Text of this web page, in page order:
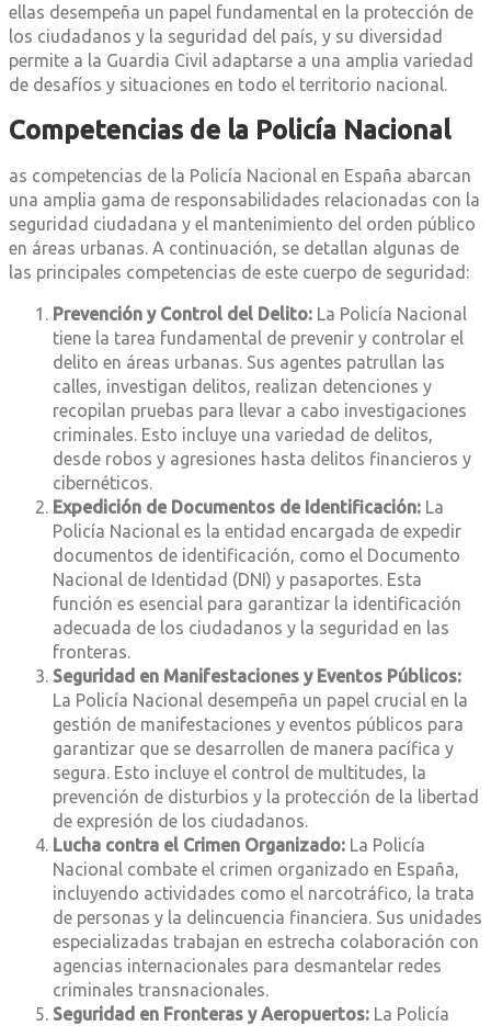
ellas desempeña un papel fundamental en la protección de
los ciudadanos y la seguridad del país, y su diversidad
permite a la Guardia Civil adaptarse a una amplia variedad
de desafíos y situaciones en todo el territorio nacional.
Competencias de la Policía Nacional
as competencias de la Policía Nacional en España abarcan
una amplia gama de responsabilidades relacionadas con la
seguridad ciudadana y el mantenimiento del orden público
en áreas urbanas. A continuación, se detallan algunas de
las principales competencias de este cuerpo de seguridad:
Prevención y Control del Delito: La Policía Nacional
tiene la tarea fundamental de prevenir y controlar el
delito en áreas urbanas. Sus agentes patrullan las
calles, investigan delitos, realizan detenciones y
recopilan pruebas para llevar a cabo investigaciones
criminales. Esto incluye una variedad de delitos,
desde robos y agresiones hasta delitos financieros y
cibernéticos.
Expedición de Documentos de Identificación: La
Policía Nacional es la entidad encargada de expedir
documentos de identificación, como el Documento
Nacional de Identidad (DNI) y pasaportes. Esta
función es esencial para garantizar la identificación
adecuada de los ciudadanos y la seguridad en las
fronteras.
Seguridad en Manifestaciones y Eventos Públicos:
La Policía Nacional desempeña un papel crucial en la
gestión de manifestaciones y eventos públicos para
garantizar que se desarrollen de manera pacífica y
segura. Esto incluye el control de multitudes, la
prevención de disturbios y la protección de la libertad
de expresión de los ciudadanos.
Lucha contra el Crimen Organizado: La Policía
Nacional combate el crimen organizado en España,
incluyendo actividades como el narcotráfico, la trata
de personas y la delincuencia financiera. Sus unidades
especializadas trabajan en estrecha colaboración con
agencias internacionales para desmantelar redes
criminales transnacionales.
Seguridad en Fronteras y Aeropuertos: La Policía